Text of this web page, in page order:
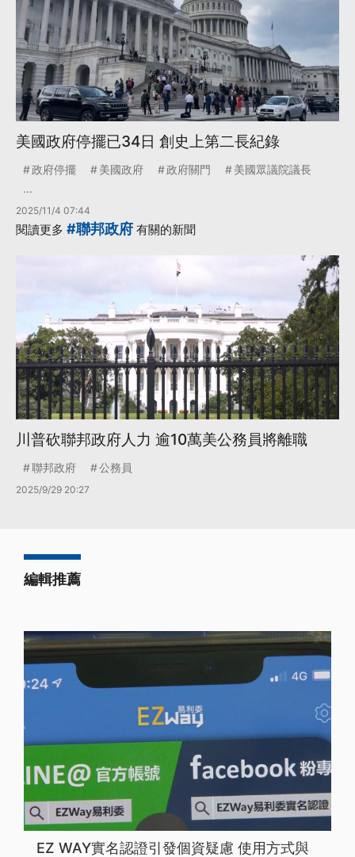
美國政府停擺已34日 創史上第二長紀錄
政府停擺 美國政府 政府關門
美國眾議院議長
...
2025/11/4 07:44
閱讀更多 #聯邦政府 有關的新聞
川普砍聯邦政府人力 逾10萬美公務員將離職
聯邦政府 公務員
2025/9/29 20:27
編輯推薦
EZ WAY實名認證引發個資疑慮 使用方式與